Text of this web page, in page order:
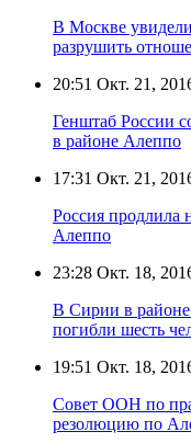
В Москве
разрушить
20:51 Окт. 21,
Генштаб России
в районе Алеппо
17:31 Окт. 21,
Россия продлила
Алеппо
23:28 Окт. 18,
В Сирии в районе
погибли шесть
19:51 Окт. 18,
Совет ООН по
резолюцию по